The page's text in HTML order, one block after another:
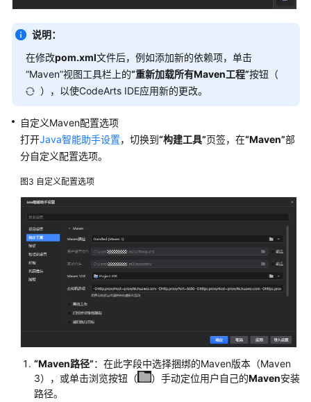
并
激
活
License
配
IDE
开
发
环
配
置
CodeArts
IDE
配
置
Git
版
说明：
在修改pom.xml文件后，例如添加新的依赖项，单击
“Maven”视图工具栏上的“重新加载所有Maven工程”按钮（
），以使CodeArts IDE应用新的更改。
自定义Maven配置选项
打开Java智能助手设置，切换到“构建工具”页签，在“Maven”部
分自定义配置选项。
图3 自定义配置选项
“Maven路径”：在此字段中选择捆绑的Maven版本（Maven
3），或单击浏览按钮（
）手动定位用户自己的Maven安装
路径。